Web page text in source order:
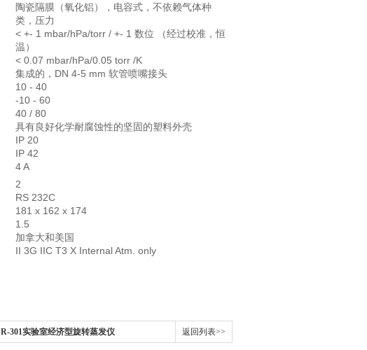
陶瓷隔膜（氧化铝），电容式，不依赖气体种
类，压力
< +- 1 mbar/hPa/torr / +- 1 数位 （经过校准，恒
温）
< 0.07 mbar/hPa/0.05 torr /K
集成的，DN 4-5 mm 软管喷嘴接头
10 - 40
-10 - 60
40 / 80
具有良好化学耐腐蚀性的坚固的塑料外壳
IP 20
IP 42
4 A
2
RS 232C
181 x 162 x 174
1.5
加拿大和美国
II 3G IIC T3 X Internal Atm. only
R-301实验室经济型旋转蒸发仪 返回列表>>